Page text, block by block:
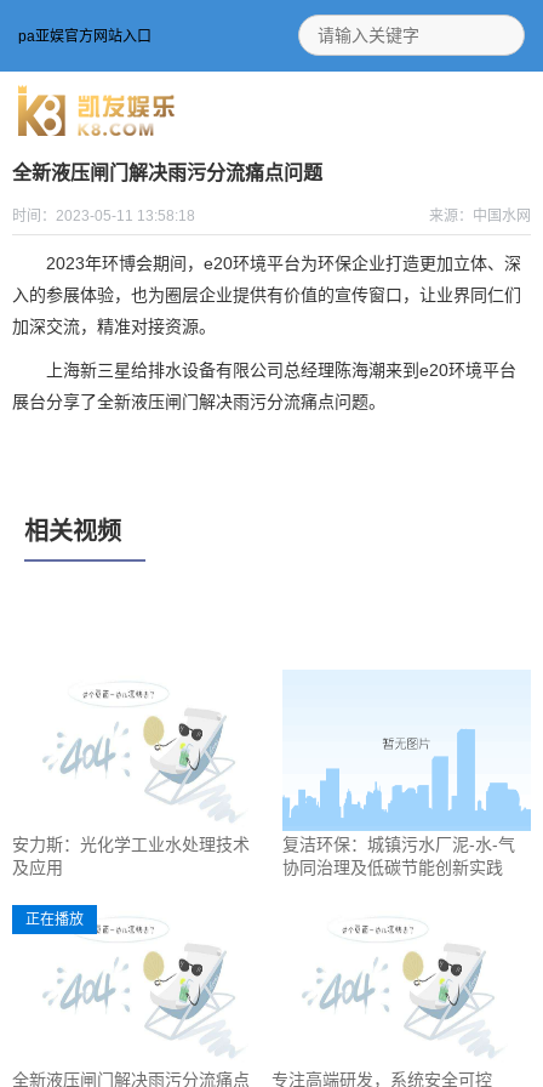
pa亚娱官方网站入口
全新液压闸门解决雨污分流痛点问题
时间：2023-05-11 13:58:18 来源：中国水网
2023年环博会期间，e20环境平台为环保企业打造更加立体、深
入的参展体验，也为圈层企业提供有价值的宣传窗口，让业界同仁们
加深交流，精准对接资源。
上海新三星给排水设备有限公司总经理陈海潮来到e20环境平台
展台分享了全新液压闸门解决雨污分流痛点问题。
相关视频
安力斯：光化学工业水处理技术
及应用
复洁环保：城镇污水厂泥-水-气
协同治理及低碳节能创新实践
全新液压闸门解决雨污分流痛点
正在播放
专注高端研发，系统安全可控